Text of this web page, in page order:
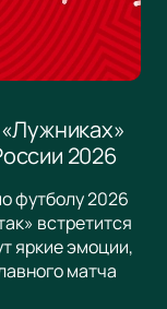
2026
футболу 2026
встретится
яркие эмоции,
матча